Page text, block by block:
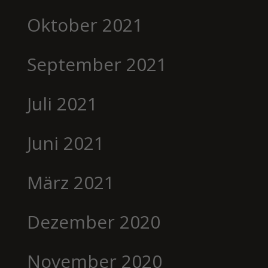
Oktober 2021
September 2021
Juli 2021
Juni 2021
März 2021
Dezember 2020
November 2020